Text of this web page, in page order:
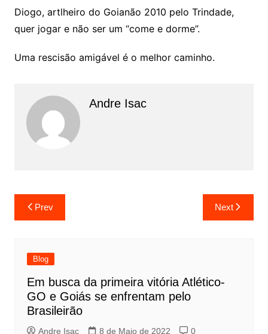
Diogo, artlheiro do Goianão 2010 pelo Trindade,
quer jogar e não ser um “come e dorme”.
Uma rescisão amigável é o melhor caminho.
Andre Isac
Prev Next
Blog
Em busca da primeira vitória Atlético-
GO e Goiás se enfrentam pelo
Brasileirão
Andre Isac 8 de Maio de 2022 0